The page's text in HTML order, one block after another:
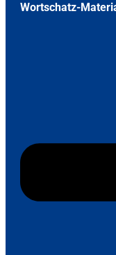
Wortschatz-